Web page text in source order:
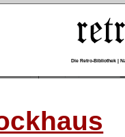
Die Retro-Bibliothek |